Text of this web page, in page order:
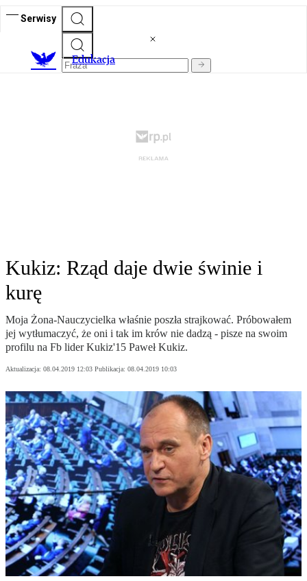
Serwisy
Edukacja
Kukiz: Rząd daje dwie świnie i
kurę
Moja Żona-Nauczycielka właśnie poszła strajkować. Próbowałem
jej wytłumaczyć, że oni i tak im krów nie dadzą - pisze na swoim
profilu na Fb lider Kukiz'15 Paweł Kukiz.
Aktualizacja: 08.04.2019 12:03 Publikacja: 08.04.2019 10:03